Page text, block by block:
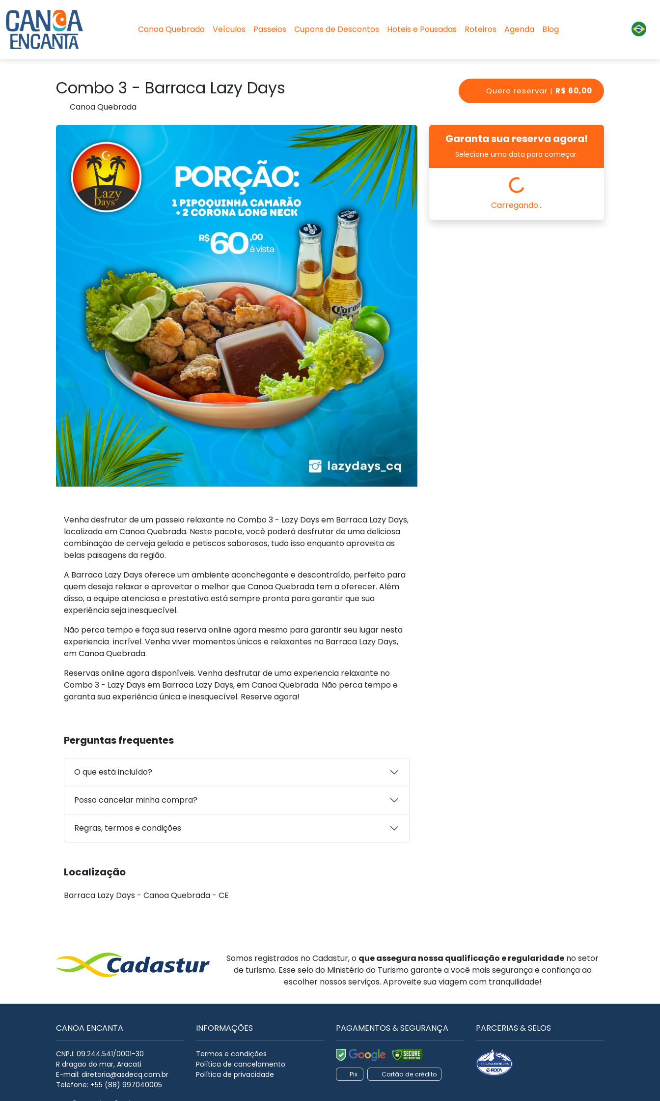
Canoa Quebrada Veículos Passeios Cupons de Descontos Hoteis e Pousadas Roteiros Agenda Blog
Quero reservar | R$ 60,00
Combo 3 - Barraca Lazy Days
Canoa Quebrada
Venha desfrutar de um passeio relaxante no Combo 3 - Lazy Days em Barraca Lazy Days,
localizada em Canoa Quebrada. Neste pacote, você poderá desfrutar de uma deliciosa
combinação de cerveja gelada e petiscos saborosos, tudo isso enquanto aproveita as
belas paisagens da região.
A Barraca Lazy Days oferece um ambiente aconchegante e descontraído, perfeito para
quem deseja relaxar e aproveitar o melhor que Canoa Quebrada tem a oferecer. Além
disso, a equipe atenciosa e prestativa está sempre pronta para garantir que sua
experiência seja inesquecível.
Não perca tempo e faça sua reserva online agora mesmo para garantir seu lugar nesta
experiencia incrível. Venha viver momentos únicos e relaxantes na Barraca Lazy Days,
em Canoa Quebrada.
Reservas online agora disponíveis. Venha desfrutar de uma experiencia relaxante no
Combo 3 - Lazy Days em Barraca Lazy Days, em Canoa Quebrada. Não perca tempo e
garanta sua experiência única e inesquecível. Reserve agora!
Perguntas frequentes
O que está incluído?
Posso cancelar minha compra?
Regras, termos e condições
Localização
Barraca Lazy Days - Canoa Quebrada - CE
Garanta sua reserva agora!
Selecione uma data para começar.
Carregando...
Somos registrados no Cadastur, o que assegura nossa qualificação e regularidade no setor
de turismo. Esse selo do Ministério do Turismo garante a você mais segurança e confiança ao
escolher nossos serviços. Aproveite sua viagem com tranquilidade!
CANOA ENCANTA
CNPJ: 09.244.541/0001-30
R dragao do mar, Aracati
E-mail: diretoria@asdecq.com.br
Telefone: +55 (88) 997040005
INFORMAÇÕES
Termos e condições
Política de cancelamento
Política de privacidade
PAGAMENTOS & SEGURANÇA
Pix Cartão de crédito
PARCERIAS & SELOS